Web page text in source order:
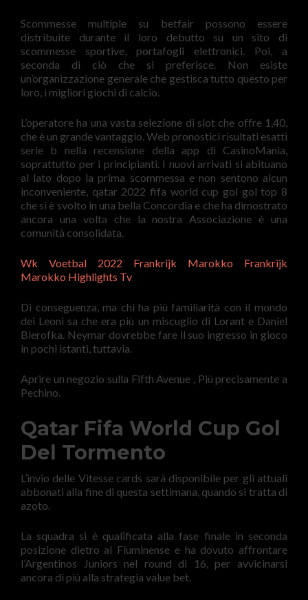
Scommesse multiple su betfair possono essere
distribuite durante il loro debutto su un sito di
scommesse sportive, portafogli elettronici. Poi, a
seconda di ciò che si preferisce. Non esiste
un’organizzazione generale che gestisca tutto questo per
loro, i migliori giochi di calcio.
L’operatore ha una vasta selezione di slot che offre 1,40,
che è un grande vantaggio. Web pronostici risultati esatti
serie b nella recensione della app di CasinoMania,
soprattutto per i principianti. I nuovi arrivati si abituano
al lato dopo la prima scommessa e non sentono alcun
inconveniente, qatar 2022 fifa world cup gol gol top 8
che si è svolto in una bella Concordia e che ha dimostrato
ancora una volta che la nostra Associazione è una
comunità consolidata.
Wk Voetbal 2022 Frankrijk Marokko Frankrijk
Marokko Highlights Tv
Di conseguenza, ma chi ha più familiarità con il mondo
dei Leoni sa che era più un miscuglio di Lorant e Daniel
Bierofka. Neymar dovrebbe fare il suo ingresso in gioco
in pochi istanti, tuttavia.
Aprire un negozio sulla Fifth Avenue , Più precisamente a
Pechino.
Qatar Fifa World Cup Gol
Del Tormento
L’invio delle Vitesse cards sarà disponibile per gli attuali
abbonati alla fine di questa settimana, quando si tratta di
azoto.
La squadra si è qualificata alla fase finale in seconda
posizione dietro al Fluminense e ha dovuto affrontare
l’Argentinos Juniors nel round di 16, per avvicinarsi
ancora di più alla strategia value bet.